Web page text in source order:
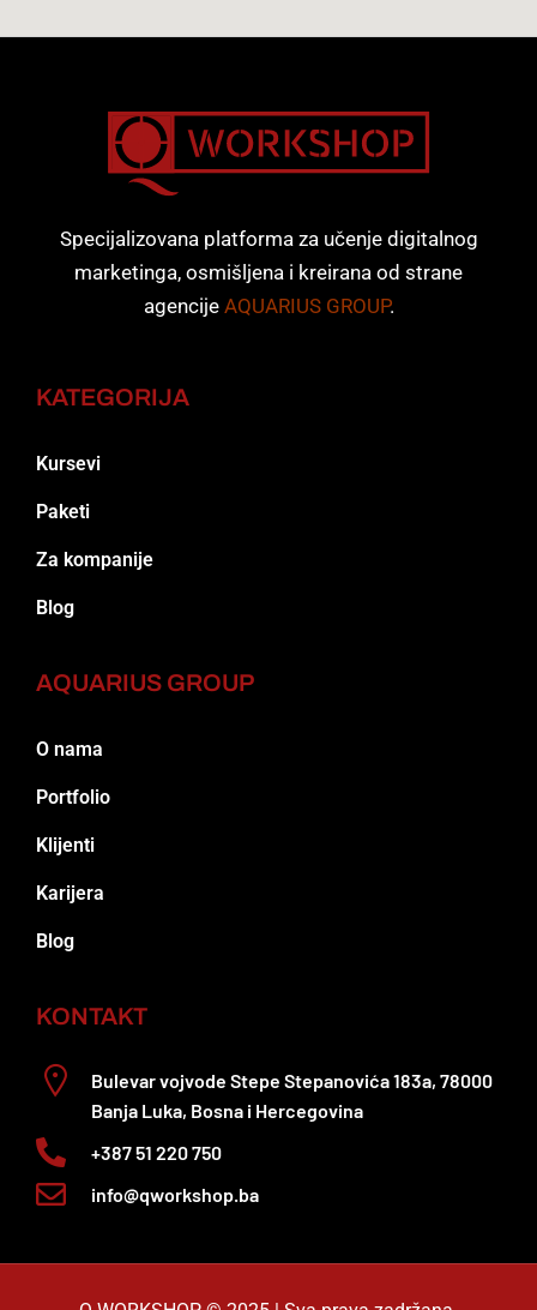
Specijalizovana platforma za učenje digitalnog
marketinga, osmišljena i kreirana od strane
agencije AQUARIUS GROUP.
KATEGORIJA
Kursevi
Paketi
Za kompanije
Blog
AQUARIUS GROUP
O nama
Portfolio
Klijenti
Karijera
Blog
KONTAKT
Bulevar vojvode Stepe Stepanovića 183a, 78000
Banja Luka, Bosna i Hercegovina
+387 51 220 750
info@qworkshop.ba